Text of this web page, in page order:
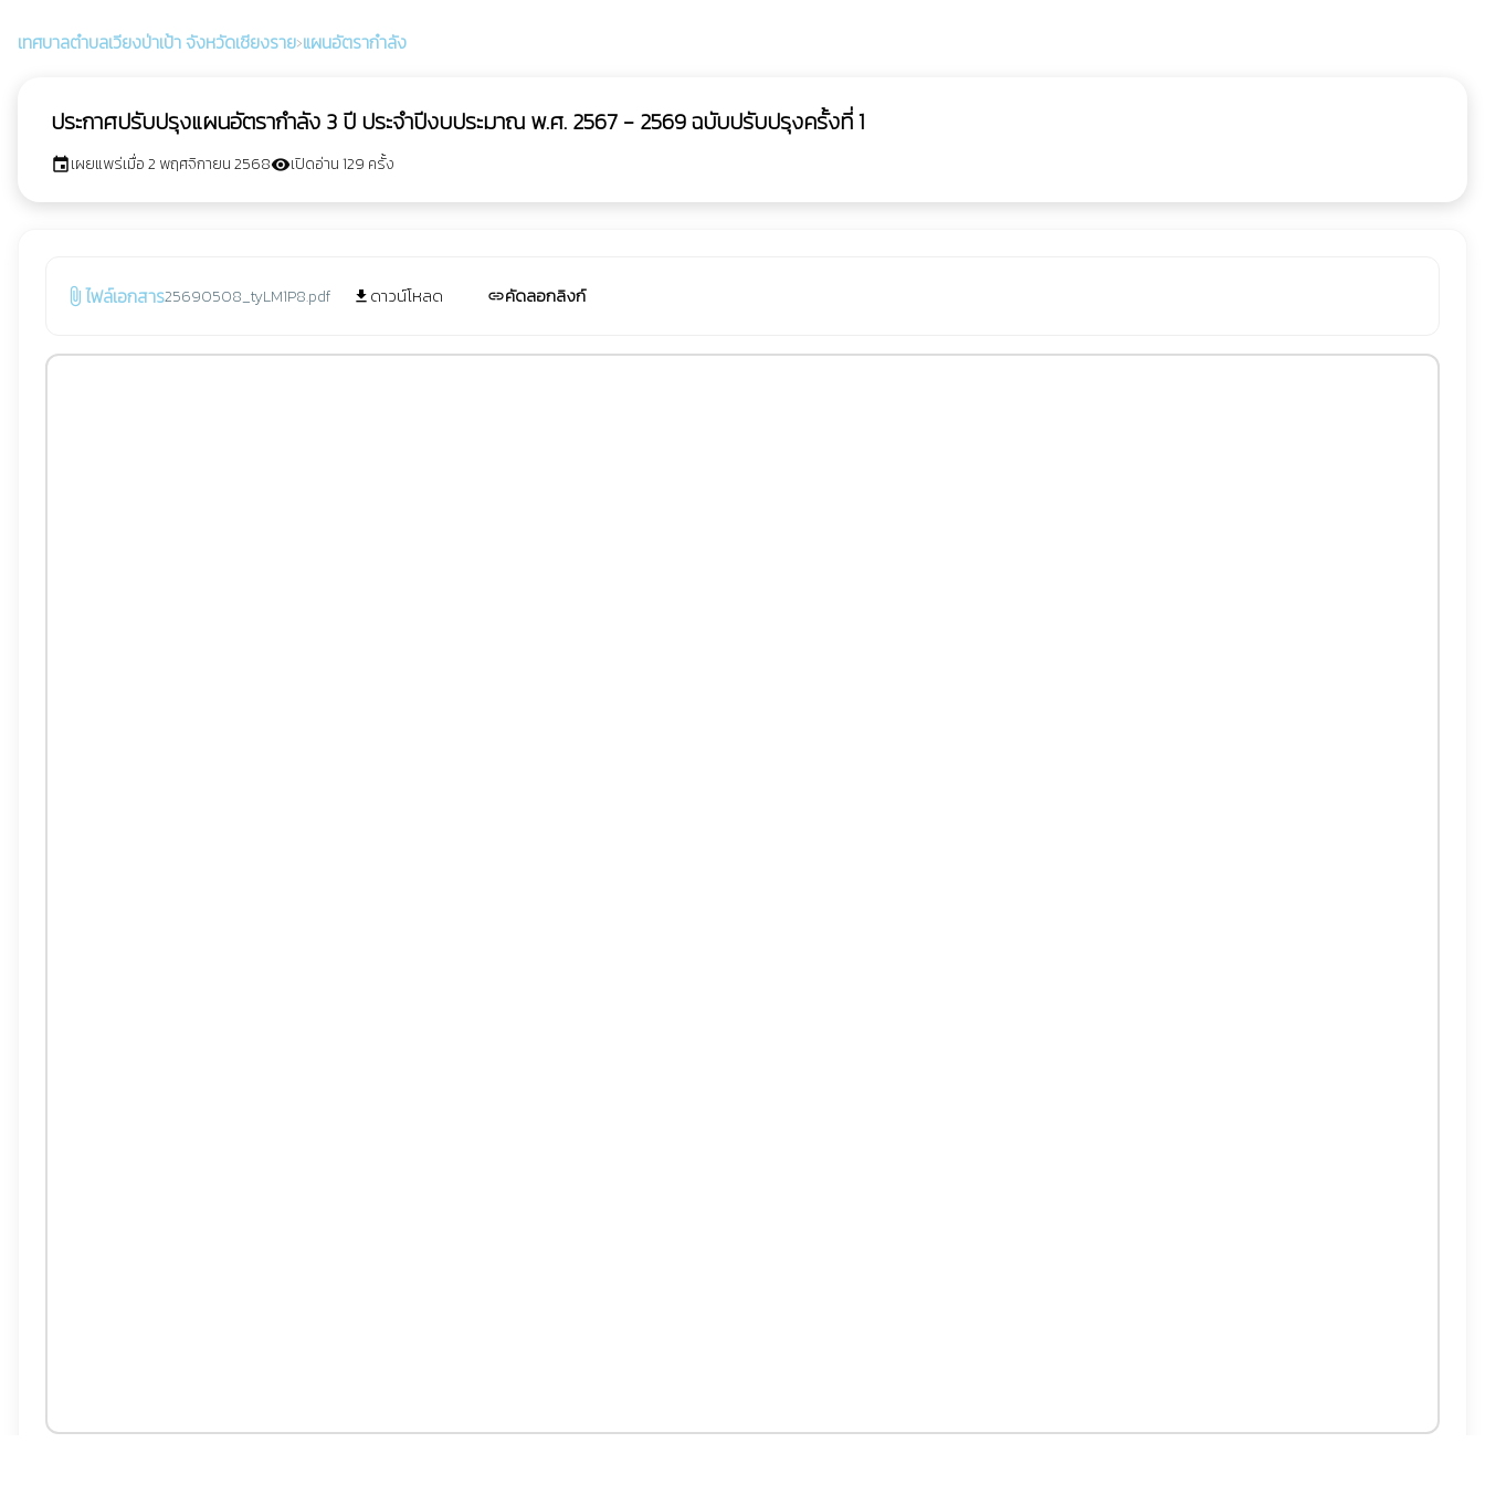
เทศบาลตำบลเวียงป่าเป้า จังหวัดเชียงราย›แผนอัตรากำลัง
ประกาศปรับปรุงแผนอัตรากำลัง 3 ปี ประจำปีงบประมาณ พ.ศ. 2567 - 2569 ฉบับปรับปรุงครั้งที่ 1
eventเผยแพร่เมื่อ 2 พฤศจิกายน 2568visibilityเปิดอ่าน 129 ครั้ง
attach_fileไฟล์เอกสาร25690508_tyLM1P8.pdf file_download ดาวน์โหลด linkคัดลอกลิงก์